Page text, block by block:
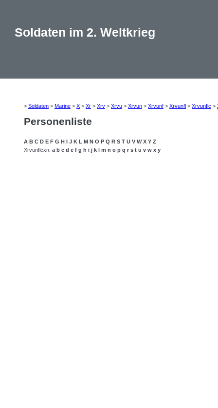
Soldaten im 2. Weltkrieg
> Soldaten > Marine > X > Xr > Xrv > Xrvu > Xrvun > Xrvunf > Xrvunfl > Xrvunflc >
Personenliste
A B C D E F G H I J K L M N O P Q R S T U V W X Y Z
Xrvunflcxn: a b c d e f g h i j k l m n o p q r s t u v w x y